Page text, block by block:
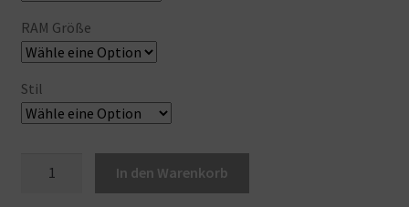
RAM Größe
Stil
In den Warenkorb